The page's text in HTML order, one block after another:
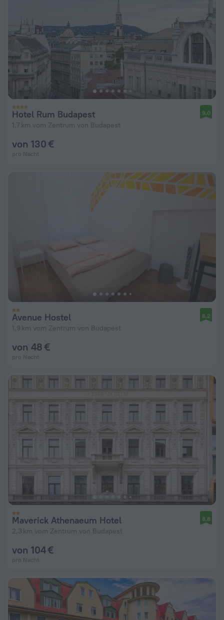
Hotel Rum Budapest
1,7 km vom Zentrum von Budapest
9,0
von 130 €
pro Nacht
Avenue Hostel
1,9 km vom Zentrum von Budapest
8,2
von 48 €
pro Nacht
Maverick Athenaeum Hotel
2,3 km vom Zentrum von Budapest
8,8
von 104 €
pro Nacht